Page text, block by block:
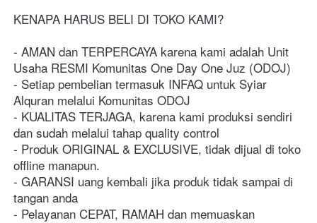
KENAPA HARUS BELI DI TOKO KAMI?
- AMAN dan TERPERCAYA karena kami adalah Unit
Usaha RESMI Komunitas One Day One Juz (ODOJ)
- Setiap pembelian termasuk INFAQ untuk Syiar
Alquran melalui Komunitas ODOJ
- KUALITAS TERJAGA, karena kami produksi sendiri
dan sudah melalui tahap quality control
- Produk ORIGINAL & EXCLUSIVE, tidak dijual di toko
offline manapun.
- GARANSI uang kembali jika produk tidak sampai di
tangan anda
- Pelayanan CEPAT, RAMAH dan memuaskan